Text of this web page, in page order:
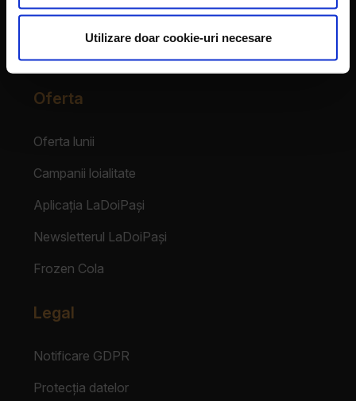
Utilizare doar cookie-uri necesare
Oferta
Oferta lunii
Campanii loialitate
Aplicația LaDoiPași
Newsletterul LaDoiPași
Frozen Cola
Legal
Notificare GDPR
Protecția datelor